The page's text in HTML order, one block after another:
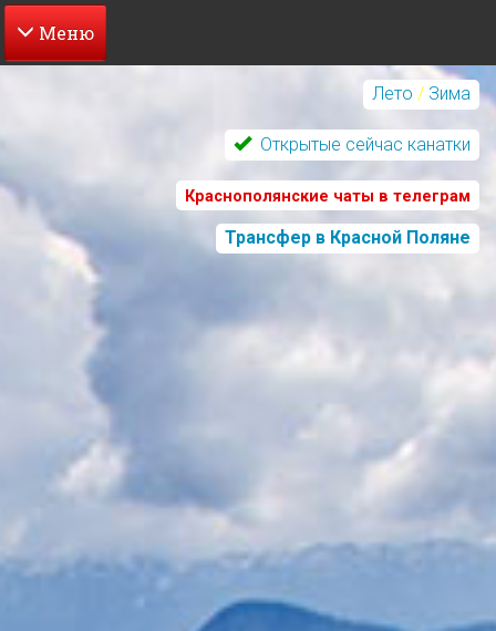
Перейти
содержанию
Лето / Зима
Открытые сейчас канатки
Краснополянские чаты в телеграм
Трансфер в Красной Поляне